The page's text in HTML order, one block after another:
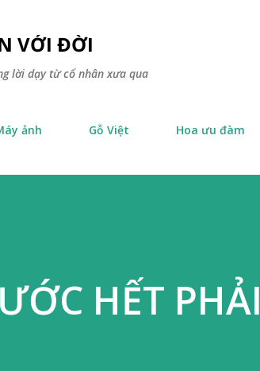
VỚI ĐỜI
lời dạy từ cổ nhân xưa qua
ảnh Gỗ Việt Hoa ưu đàm
HẾT PHẢI